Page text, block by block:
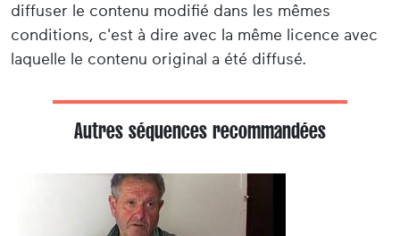
diffuser le contenu modifié dans les mêmes
conditions, c'est à dire avec la même licence avec
laquelle le contenu original a été diffusé.
Autres séquences recommandées